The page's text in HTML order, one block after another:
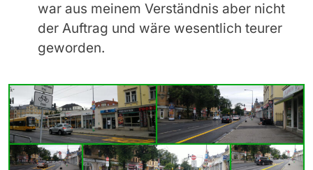
war aus meinem Verständnis aber nicht
der Auftrag und wäre wesentlich teurer
geworden.